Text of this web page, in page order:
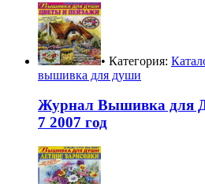
• Категория:
вышивка для души
Журнал Вышивка для
7 2007 год